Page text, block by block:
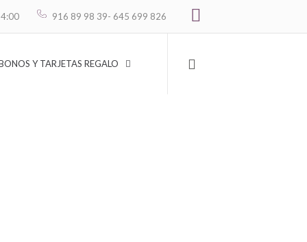
916 89 98 39- 645 699 826 Carrito
Y TARJETAS REGALO